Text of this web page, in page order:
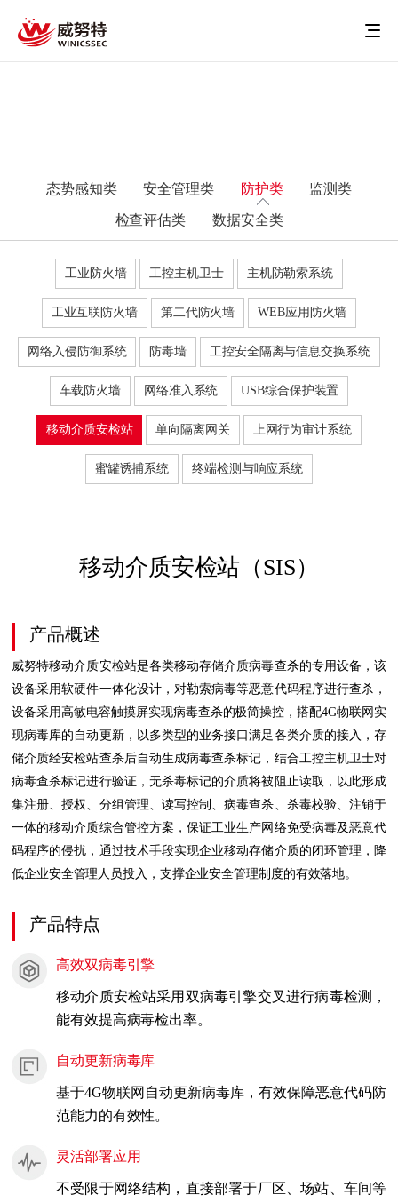
态势感知类 安全管理类 防护类 监测类
检查评估类 数据安全类
工业防火墙 工控主机卫士 主机防勒索系统
工业互联防火墙 第二代防火墙 WEB应用防火墙
网络入侵防御系统 防毒墙 工控安全隔离与信息交换系统
车载防火墙 网络准入系统 USB综合保护装置
移动介质安检站 单向隔离网关 上网行为审计系统
蜜罐诱捕系统 终端检测与响应系统
移动介质安检站（SIS）
产品概述
威努特移动介质安检站是各类移动存储介质病毒查杀的专用设备，该
设备采用软硬件一体化设计，对勒索病毒等恶意代码程序进行查杀，
设备采用高敏电容触摸屏实现病毒查杀的极简操控，搭配4G物联网实
现病毒库的自动更新，以多类型的业务接口满足各类介质的接入，存
储介质经安检站查杀后自动生成病毒查杀标记，结合工控主机卫士对
病毒查杀标记进行验证，无杀毒标记的介质将被阻止读取，以此形成
集注册、授权、分组管理、读写控制、病毒查杀、杀毒校验、注销于
一体的移动介质综合管控方案，保证工业生产网络免受病毒及恶意代
码程序的侵扰，通过技术手段实现企业移动存储介质的闭环管理，降
低企业安全管理人员投入，支撑企业安全管理制度的有效落地。
产品特点
高效双病毒引擎
移动介质安检站采用双病毒引擎交叉进行病毒检测，
能有效提高病毒检出率。
自动更新病毒库
基于4G物联网自动更新病毒库，有效保障恶意代码防
范能力的有效性。
灵活部署应用
不受限于网络结构，直接部署于厂区、场站、车间等